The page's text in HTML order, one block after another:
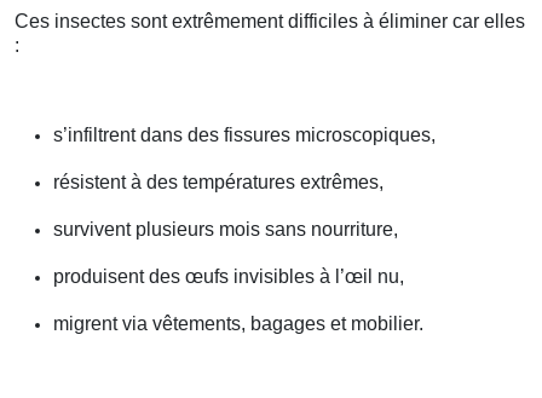
Ces insectes sont extrêmement difficiles à éliminer car elles
:
s’infiltrent dans des fissures microscopiques,
résistent à des températures extrêmes,
survivent plusieurs mois sans nourriture,
produisent des œufs invisibles à l’œil nu,
migrent via vêtements, bagages et mobilier.